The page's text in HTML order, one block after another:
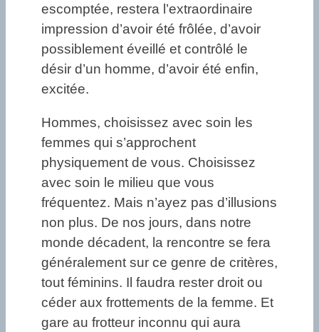
escomptée, restera l’extraordinaire
impression d’avoir été frôlée, d’avoir
possiblement éveillé et contrôlé le
désir d’un homme, d’avoir été enfin,
excitée.
Hommes, choisissez avec soin les
femmes qui s’approchent
physiquement de vous. Choisissez
avec soin le milieu que vous
fréquentez. Mais n’ayez pas d’illusions
non plus. De nos jours, dans notre
monde décadent, la rencontre se fera
généralement sur ce genre de critères,
tout féminins. Il faudra rester droit ou
céder aux frottements de la femme. Et
gare au frotteur inconnu qui aura